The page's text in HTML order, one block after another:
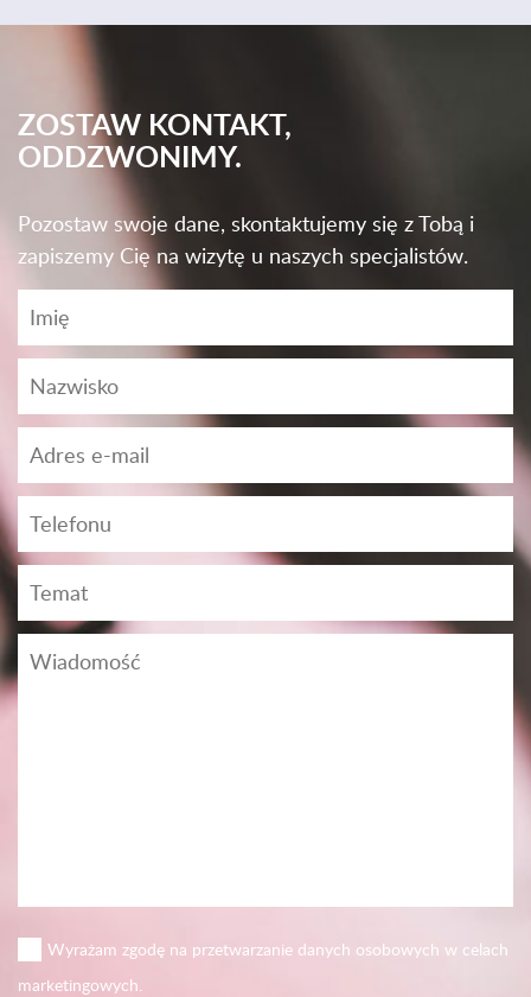
ZOSTAW KONTAKT,
ODDZWONIMY.
Pozostaw swoje dane, skontaktujemy się z Tobą i
zapiszemy Cię na wizytę u naszych specjalistów.
Wyrażam zgodę na przetwarzanie danych osobowych w celach
marketingowych.